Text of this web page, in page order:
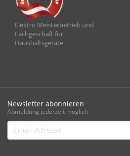
Elektro Meisterbetrieb und
Fachgeschäft für
Haushaltsgeräte
Newsletter abonnieren
Abmeldung jederzeit möglich
Email-
Adresse